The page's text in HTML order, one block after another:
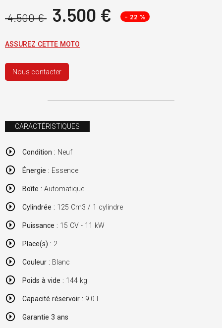
4.500 € 3.500 € - 22 %
ASSUREZ CETTE MOTO
Nous contacter
CARACTÉRISTIQUES
Condition : Neuf
Énergie : Essence
Boîte : Automatique
Cylindrée : 125 Cm3 / 1 cylindre
Puissance : 15 CV - 11 kW
Place(s) : 2
Couleur : Blanc
Poids à vide : 144 kg
Capacité réservoir : 9.0 L
Garantie 3 ans